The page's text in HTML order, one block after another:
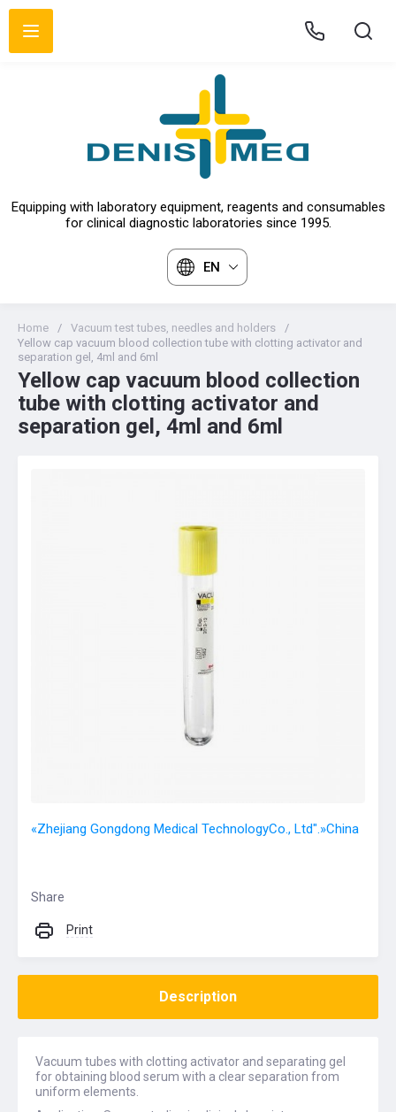
Equipping with laboratory equipment, reagents and consumables
for clinical diagnostic laboratories since 1995.
EN
Home / Vacuum test tubes, needles and holders
/
Yellow cap vacuum blood collection tube with clotting activator and
separation gel, 4ml and 6ml
Yellow cap vacuum blood collection
tube with clotting activator and
separation gel, 4ml and 6ml
«Zhejiang Gongdong Medical TechnologyCo., Ltd".»China
Share
Print
Description
Vacuum tubes with clotting activator and separating gel
for obtaining blood serum with a clear separation from
uniform elements.